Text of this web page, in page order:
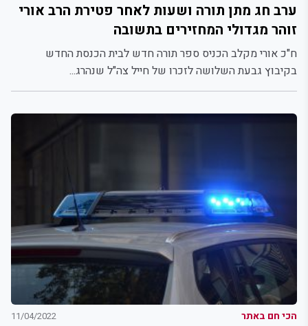
ערב חג מתן תורה ושעות לאחר פטירת הרב אורי
זוהר מגדולי המחזירים בתשובה
ח"כ אורי מקלב הכניס ספר תורה חדש לבית הכנסת החדש
בקיבוץ גבעת השלושה לזכרו של חייל צה"ל שנהרג...
הכי חם באתר 11/04/2022